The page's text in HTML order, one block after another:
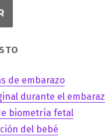
de embarazo
durante el
biometría fetal
del bebé